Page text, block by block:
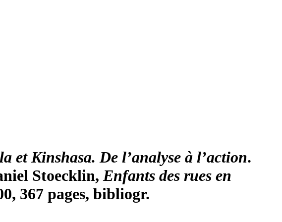
et Kinshasa. De l’analyse à l’action.
Stoecklin, Enfants des rues en
367 pages, bibliogr.